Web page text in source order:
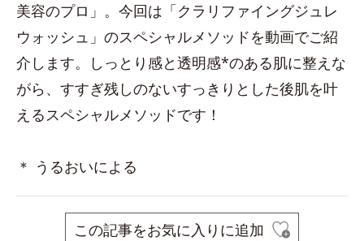
美容のプロ」。今回は「クラリファイングジュレ
ウォッシュ」のスペシャルメソッドを動画でご紹
介します。しっとり感と透明感*のある肌に整えな
がら、すすぎ残しのないすっきりとした後肌を叶
えるスペシャルメソッドです！
＊ うるおいによる
この記事をお気に入りに追加